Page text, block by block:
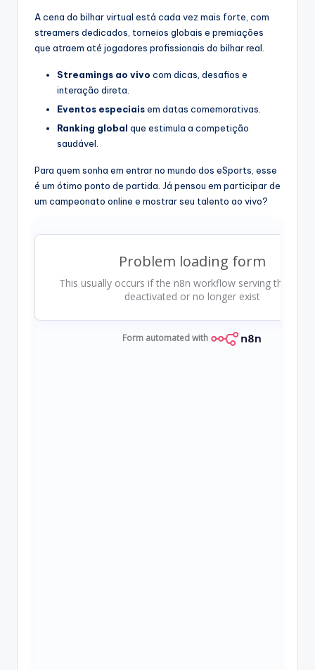
A cena do bilhar virtual está cada vez mais forte, com
streamers dedicados, torneios globais e premiações
que atraem até jogadores profissionais do bilhar real.
Streamings ao vivo com dicas, desafios e
interação direta.
Eventos especiaisem datas comemorativas.
Ranking global que estimula a competição
saudável.
Para quem sonha em entrar no mundo dos eSports, esse
é um ótimo ponto de partida. Já pensou em participar de
um campeonato online e mostrar seu talento ao vivo?